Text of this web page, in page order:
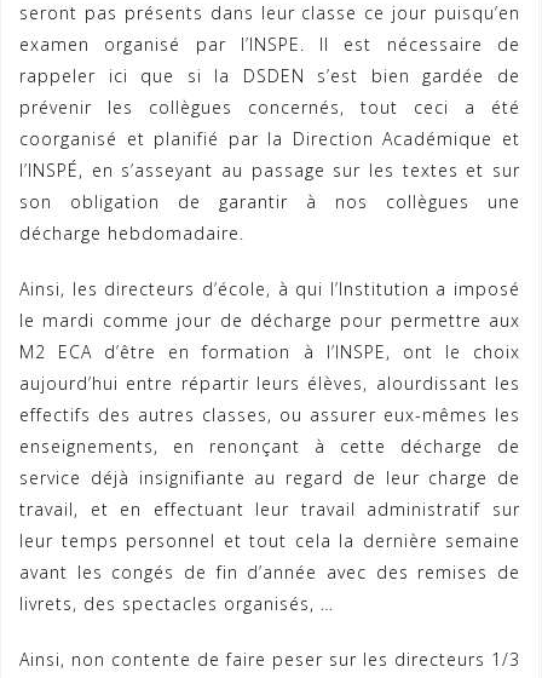
seront pas présents dans leur classe ce jour puisqu’en
examen organisé par l’INSPE. Il est nécessaire de
rappeler ici que si la DSDEN s’est bien gardée de
prévenir les collègues concernés, tout ceci a été
coorganisé et planifié par la Direction Académique et
l’INSPÉ, en s’asseyant au passage sur les textes et sur
son obligation de garantir à nos collègues une
décharge hebdomadaire.
Ainsi, les directeurs d’école, à qui l’Institution a imposé
le mardi comme jour de décharge pour permettre aux
M2 ECA d’être en formation à l’INSPE, ont le choix
aujourd’hui entre répartir leurs élèves, alourdissant les
effectifs des autres classes, ou assurer eux-mêmes les
enseignements, en renonçant à cette décharge de
service déjà insignifiante au regard de leur charge de
travail, et en effectuant leur travail administratif sur
leur temps personnel et tout cela la dernière semaine
avant les congés de fin d’année avec des remises de
livrets, des spectacles organisés, …
Ainsi, non contente de faire peser sur les directeurs 1/3